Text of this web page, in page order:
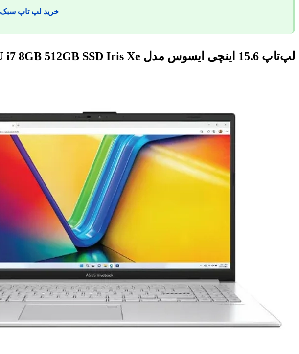
خرید لپ تاپ سبک
لپ‌تاپ 15.6 اینچی ایسوس مدل VivoBook 15 X1504VA 1335U i7 8GB 512GB SSD Iris Xe